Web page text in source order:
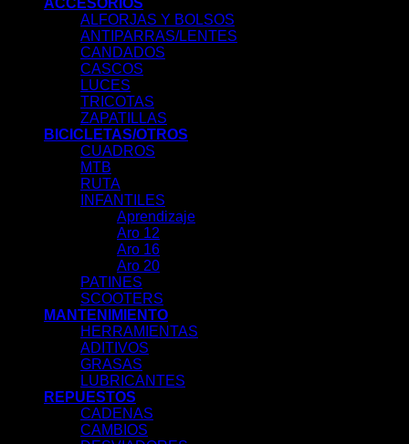
ALFORJAS Y BOLSOS
ANTIPARRAS/LENTES
CANDADOS
CASCOS
LUCES
TRICOTAS
ZAPATILLAS
BICICLETAS/OTROS
CUADROS
MTB
RUTA
INFANTILES
Aprendizaje
Aro 12
Aro 16
Aro 20
PATINES
SCOOTERS
MANTENIMIENTO
HERRAMIENTAS
ADITIVOS
GRASAS
LUBRICANTES
REPUESTOS
CADENAS
CAMBIOS